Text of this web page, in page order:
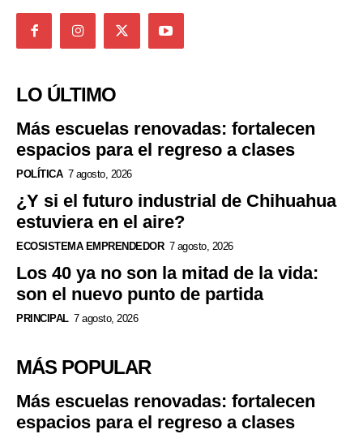
LO ÚLTIMO
Más escuelas renovadas: fortalecen
espacios para el regreso a clases
POLÍTICA 7 agosto, 2026
¿Y si el futuro industrial de Chihuahua
estuviera en el aire?
ECOSISTEMA EMPRENDEDOR 7 agosto, 2026
Los 40 ya no son la mitad de la vida:
son el nuevo punto de partida
PRINCIPAL 7 agosto, 2026
MÁS POPULAR
Más escuelas renovadas: fortalecen
espacios para el regreso a clases